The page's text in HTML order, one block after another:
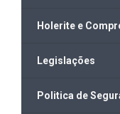
Holerite e
Legislações
Politica de